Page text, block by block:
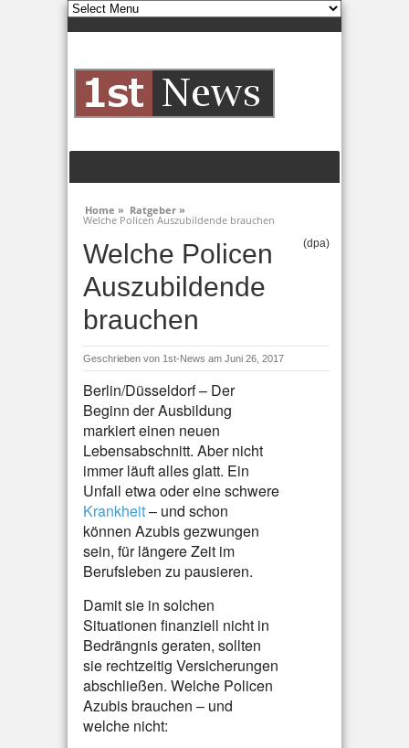
Home » Ratgeber »
Welche Policen Auszubildende brauchen
Welche Policen
Auszubildende
brauchen
(dpa)
Geschrieben von 1st-News am Juni 26, 2017
Berlin/Düsseldorf – Der
Beginn der Ausbildung
markiert einen neuen
Lebensabschnitt. Aber nicht
immer läuft alles glatt. Ein
Unfall etwa oder eine schwere
Krankheit– und schon
können Azubis gezwungen
sein, für längere Zeit im
Berufsleben zu pausieren.
Damit sie in solchen
Situationen finanziell nicht in
Bedrängnis geraten, sollten
sie rechtzeitig Versicherungen
abschließen. Welche Policen
Azubis brauchen – und
welche nicht: